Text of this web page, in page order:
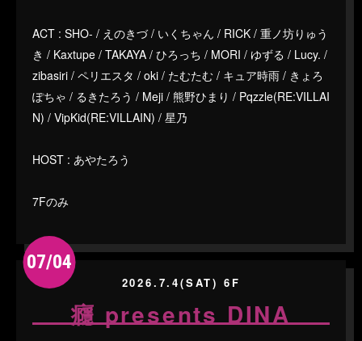
ACT : SHO- / えのきづ / いくちゃん / RICK / 重ノ坊りゅう
き / Kaxtupe / TAKAYA / ひろっち / MORI / ゆずる / Lucy. /
zibasiri / ペリエスタ / oki / たむたむ / キュア時雨 / きょろ
ぽちゃ / るきたろう / Meji / 熊野ひまり / Pqzzle(RE:VILLAI
N) / VipKid(RE:VILLAIN) / 星乃
HOST : あやたろう
7Fのみ
07/04
2026.7.4(SAT) 6F
癮 presents DINA